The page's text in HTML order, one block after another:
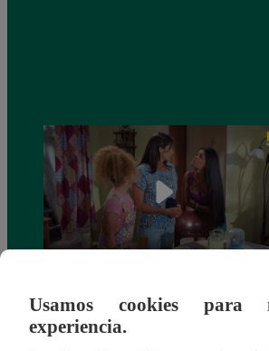
Valentina Valiente capítulo 44: Kathy y
Jenny atan cabos sobre la relación entre
Elsa y Wilfredo!
Usamos cookies para
experiencia.